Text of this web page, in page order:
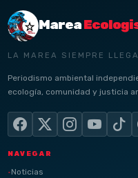
Marea
LA MAREA SIEMPRE LLEGA
Periodismo ambiental
ecología, comunidad y justicia
NAVEGAR
Noticias